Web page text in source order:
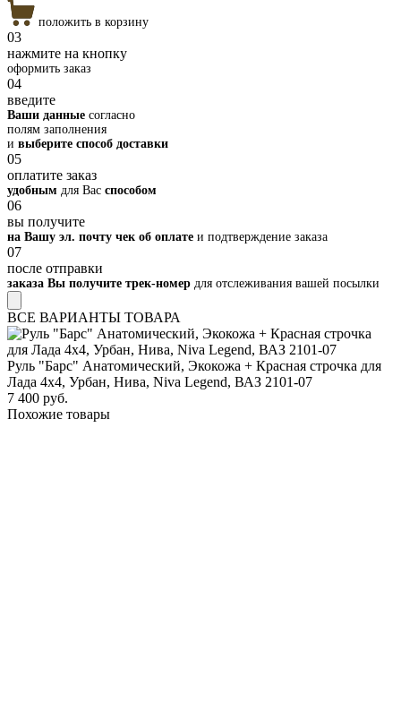
положить в корзину
03
нажмите на кнопку
оформить заказ
04
введите
Ваши данные согласно
полям заполнения
и выберите способ доставки
05
оплатите заказ
удобным для Вас способом
06
вы получите
на Вашу эл. почту чек об оплате и подтверждение заказа
07
после отправки
заказа Вы получите трек-номер для отслеживания вашей посылки
ВСЕ ВАРИАНТЫ ТОВАРА
Руль "Барс" Анатомический, Экокожа + Красная строчка для
Лада 4х4, Урбан, Нива, Niva Legend, ВАЗ 2101-07
7 400 руб.
Похожие товары